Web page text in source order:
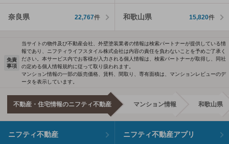
奈良県 22,767件 和歌山県 15,820件
免責
事項
当サイトの物件及び不動産会社、外壁塗装業者の情報は検索パートナーが提供している情
報であり、ニフティライフスタイル株式会社は内容の責任を負わないことを予めご了承く
ださい。本サービス内でお客様が入力される個人情報は、検索パートナーが取得し、同社
の定める個人情報規約に従って取り扱われます。
マンション情報の一部の販売価格、賃料、間取り、専有面積は、マンションレビューのデ
ータを表示しています。
不動産・住宅情報のニフティ不動産 マンション情報 和歌山県
ニフティ不動産 ニフティ不動産アプリ